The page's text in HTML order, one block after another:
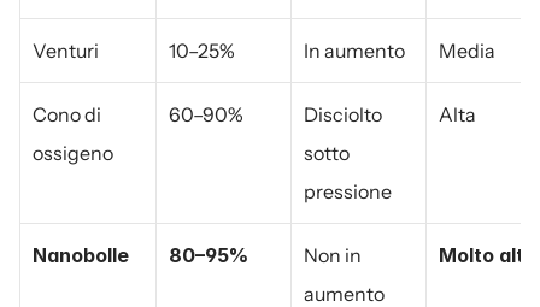
Venturi 10–25% In aumento Media
Cono di
ossigeno
60–90%
Disciolto
sotto
pressione
Alta
Nanobolle 80–95%
Non in
aumento
Molto alta